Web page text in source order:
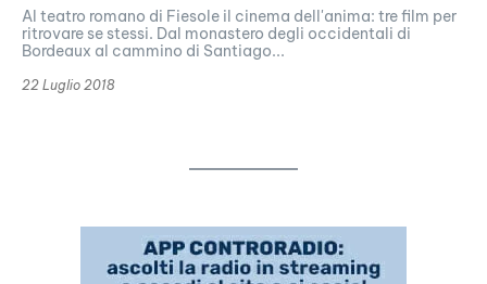
Al teatro romano di Fiesole il cinema dell'anima: tre film per
ritrovare se stessi. Dal monastero degli occidentali di
Bordeaux al cammino di Santiago...
22 Luglio 2018